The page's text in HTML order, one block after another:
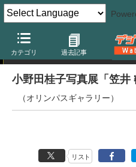
カテゴリ 過去記事
写真展
小野田桂子写真展「笠井
（オリンパスギャラリー）
リスト